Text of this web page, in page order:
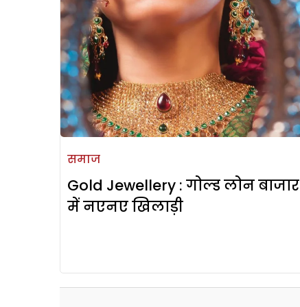
समाज
Gold Jewellery : गोल्ड लोन बाजार
में नएनए खिलाड़ी